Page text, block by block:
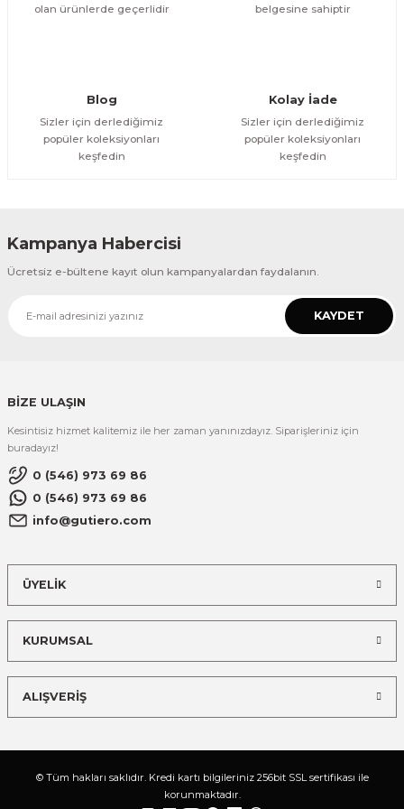
olan ürünlerde geçerlidir
belgesine sahiptir
Blog
Sizler için derlediğimiz
popüler koleksiyonları
keşfedin
Kolay İade
Sizler için derlediğimiz
popüler koleksiyonları
keşfedin
Kampanya Habercisi
Ücretsiz e-bültene kayıt olun kampanyalardan faydalanın.
KAYDET
BİZE ULAŞIN
Kesintisiz hizmet kalitemiz ile her zaman yanınızdayız. Siparişleriniz için
buradayız!
0 (546) 973 69 86
0 (546) 973 69 86
info@gutiero.com
ÜYELİK
KURUMSAL
ALIŞVERİŞ
© Tüm hakları saklıdır. Kredi kartı bilgileriniz 256bit SSL sertifikası ile
korunmaktadır.